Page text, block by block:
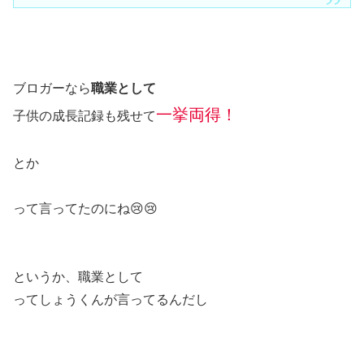
ブロガーなら職業として
子供の成長記録も残せて一挙両得！
とか
って言ってたのにね😢😢
というか、職業として
ってしょうくんが言ってるんだし